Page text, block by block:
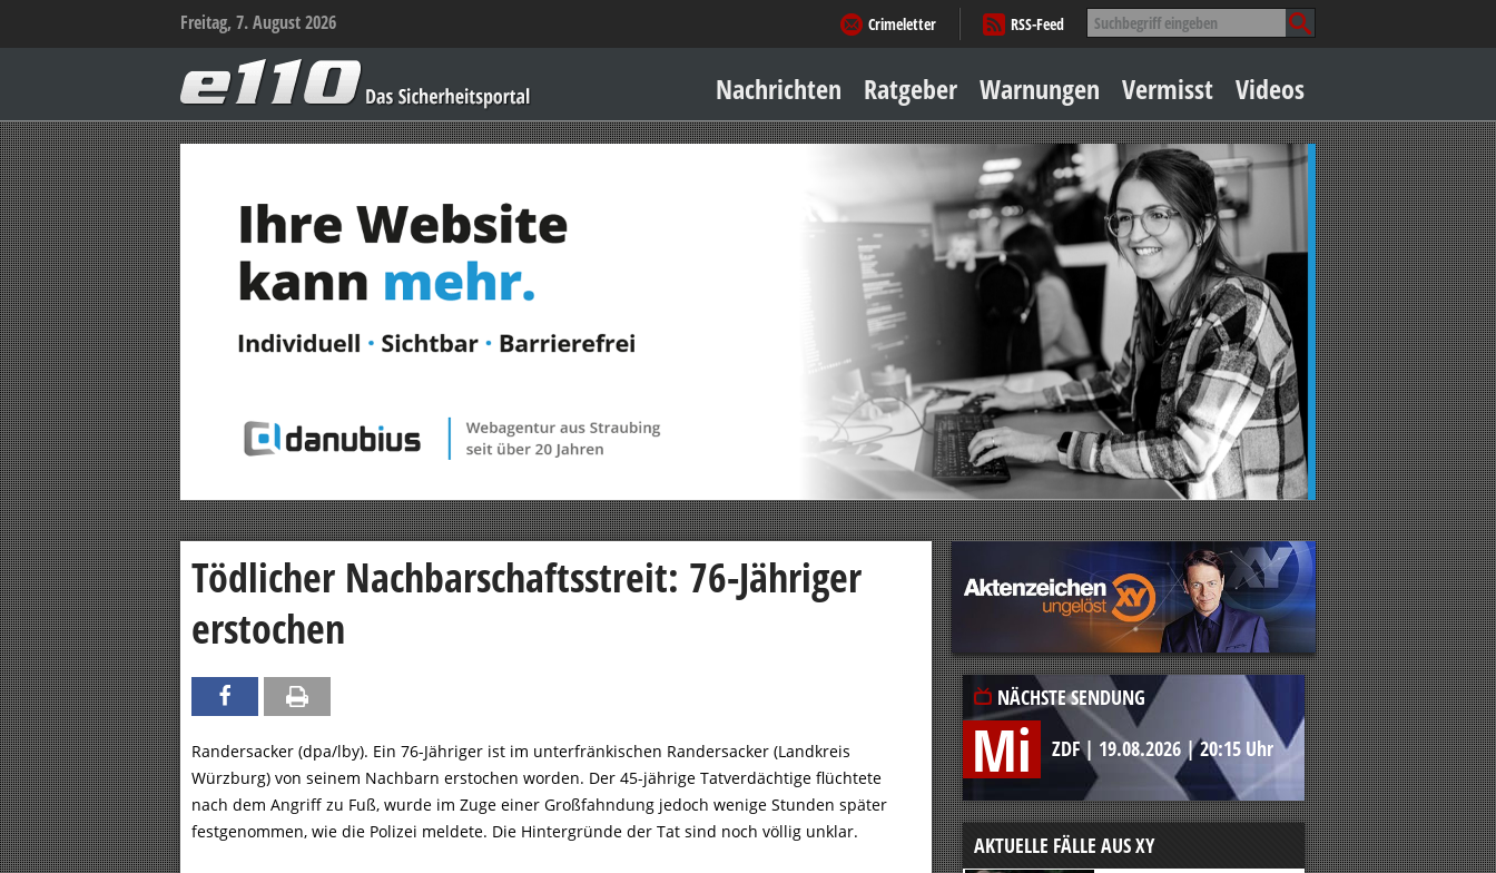
Freitag, 7. August 2026 Suche
nach:
Crimeletter
RSS-Feed
–
Das
Sicherheitsportal
Inhalt
springen
Nachrichten Ratgeber
Sicher zu Hause
Geld & Einkauf
Amore & mehr
Mobiles Leben
Arbeitsleben
Warnungen Vermisst Videos
Tödlicher Nachbarschaftsstreit: 76-Jähriger
erstochen
Randersacker (dpa/lby). Ein 76-Jähriger ist im unterfränkischen Randersacker (Landkreis
Würzburg) von seinem Nachbarn erstochen worden. Der 45-jährige Tatverdächtige flüchtete
nach dem Angriff zu Fuß, wurde im Zuge einer Großfahndung jedoch wenige Stunden später
festgenommen, wie die Polizei meldete. Die Hintergründe der Tat sind noch völlig unklar.
NÄCHSTE SENDUNG
Mi ZDF| 19.08.2026 |20:15 Uhr
AKTUELLE FÄLLE AUS XY